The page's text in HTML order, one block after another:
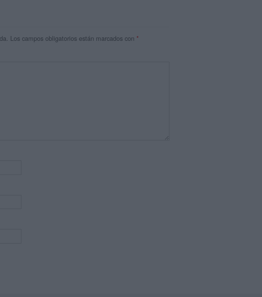
Los campos obligatorios están marcados con *